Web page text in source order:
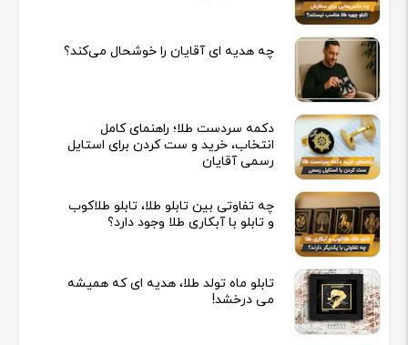
چه هدیه‌ ای آقایان را خوشحال می‌کند؟
دکمه سردست طلا؛ راهنمای کامل
انتخاب، خرید و ست کردن برای استایل
رسمی آقایان
چه تفاوتی بین تابلو طلا، تابلو طلاکوب
و تابلو با آبکاری طلا وجود دارد؟
تابلو ماه تولد طلا، هدیه ای که همیشه
می درخشد!